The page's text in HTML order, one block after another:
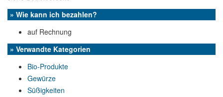
» Wie kann ich bezahlen?
auf Rechnung
» Verwandte Kategorien
Bio-Produkte
Gewürze
Süßigkeiten